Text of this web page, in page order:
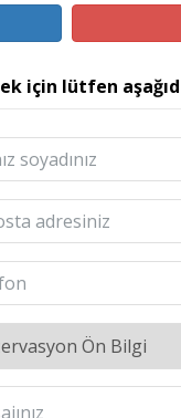
için lütfen